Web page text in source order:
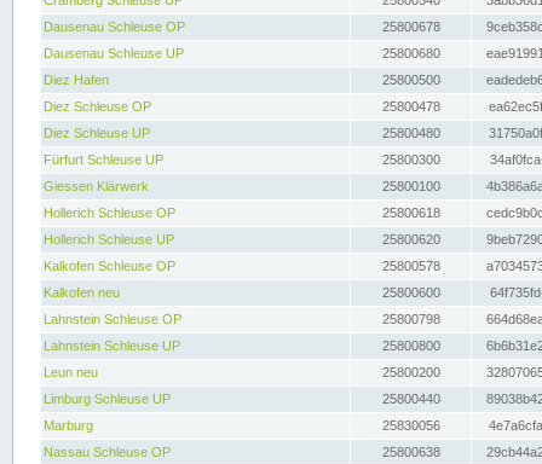
Dausenau Schleuse OP
25800678
Dausenau Schleuse UP
25800680
Diez Hafen
25800500
Diez Schleuse OP
25800478
Diez Schleuse UP
25800480
Fürfurt Schleuse UP
25800300
Giessen Klärwerk
25800100
Hollerich Schleuse OP
25800618
Hollerich Schleuse UP
25800620
Kalkofen Schleuse OP
25800578
Kalkofen neu
25800600
Lahnstein Schleuse OP
25800798
Lahnstein Schleuse UP
25800800
Leun neu
25800200
Limburg Schleuse UP
25800440
Marburg
25830056
Nassau Schleuse OP
25800638